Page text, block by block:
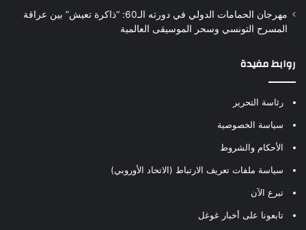
مهرجان الحمامات الدولي في دورته الـ60: “ذاكرة تعيش” بين عراقة
المسرح التونسي وسحر الموسيقى العالمية
روابط مفيدة
رئاسة التحرير
سياسة الخصوصية
الأحكام والشروط
سياسة ملفات تعريف الارتباط (الاتحاد الأوروبي)
تبرع الآن
تابعونا على أخبار غوغل